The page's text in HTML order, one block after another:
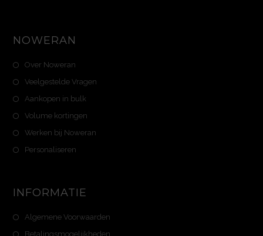
NOWERAN
Over Noweran
Veelgestelde Vragen
Aankopen in bulk
Volume kortingen
Werken bij Noweran
Personaliseren
INFORMATIE
Algemene Voorwaarden
Betalingsmogelijkheden